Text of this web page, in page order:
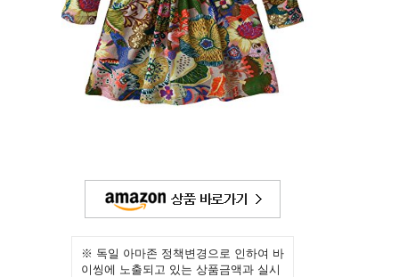
※ 독일 아마존 정책변경으로 인하여 바
이씽에 노출되고 있는 상품금액과 실시